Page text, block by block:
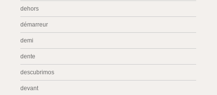
dehors
démarreur
demi
dente
descubrimos
devant